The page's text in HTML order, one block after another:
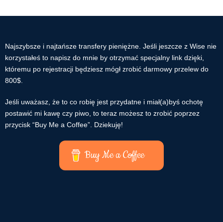
Najszybsze i najtańsze transfery pieniężne. Jeśli jeszcze z Wise nie
korzystałeś to napisz do mnie by otrzymać specjalny link dzięki,
któremu po rejestracji będziesz mógł zrobić darmowy przelew do
800$.
Jeśli uważasz, że to co robię jest przydatne i miał(a)byś ochotę
postawić mi kawę czy piwo, to teraz możesz to zrobić poprzez
przycisk “Buy Me a Coffee”. Dziekuję!
Buy Me a Coffee